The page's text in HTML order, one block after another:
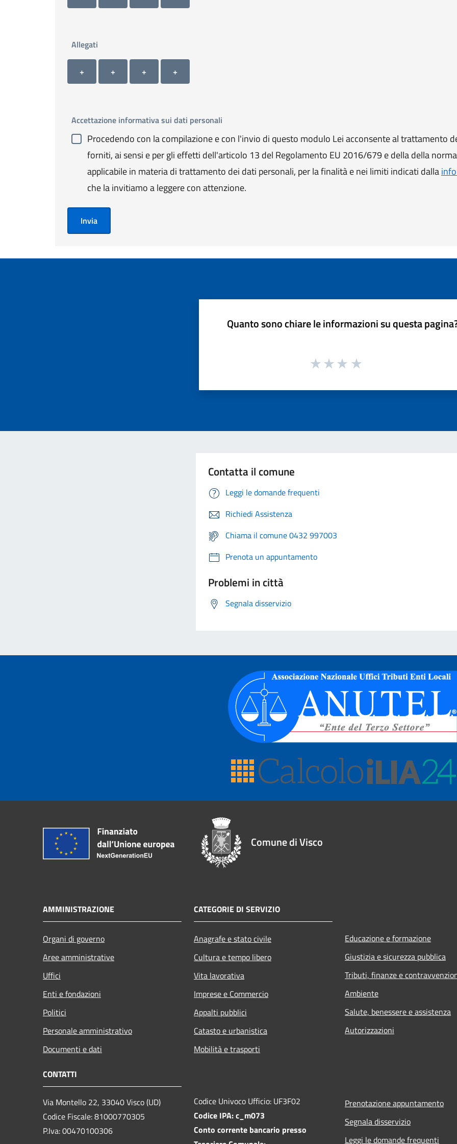
Allegati
Allegato 1
+
Allegato 2
+
Allegato 3
+
Allegato 4
+
Accettazione informativa sui dati personali
Procedendo con la compilazione e con l'invio di questo modulo Lei acconsente al trattamento
forniti, ai sensi e per gli effetti dell'articolo 13 del Regolamento EU 2016/679 e della della
applicabile in materia di trattamento dei dati personali, per la finalità e nei limiti indicati dalla
che la invitiamo a leggere con attenzione.
Invia
Quanto sono chiare le informazioni su questa
Contatta il comune
Leggi le domande frequenti
Richiedi Assistenza
Chiama il comune 0432 997003
Prenota un appuntamento
Problemi in città
Segnala disservizio
Comune di Visco
AMMINISTRAZIONE
Organi di governo
Aree amministrative
Uffici
Enti e fondazioni
Politici
Personale amministrativo
Documenti e dati
CATEGORIE DI SERVIZIO
Anagrafe e stato civile
Cultura e tempo libero
Vita lavorativa
Imprese e Commercio
Appalti pubblici
Catasto e urbanistica
Mobilità e trasporti
Educazione e formazione
Giustizia e sicurezza pubblica
Tributi, finanze e
Ambiente
Salute, benessere e assistenza
Autorizzazioni
CONTATTI
Via Montello 22, 33040 Visco (UD)
Codice Fiscale: 81000770305
P.Iva: 00470100306
Codice Univoco Ufficio: UF3F02
Codice IPA: c_m073
Conto corrente bancario presso
Prenotazione appuntamento
Segnala disservizio
Leggi le domande frequenti